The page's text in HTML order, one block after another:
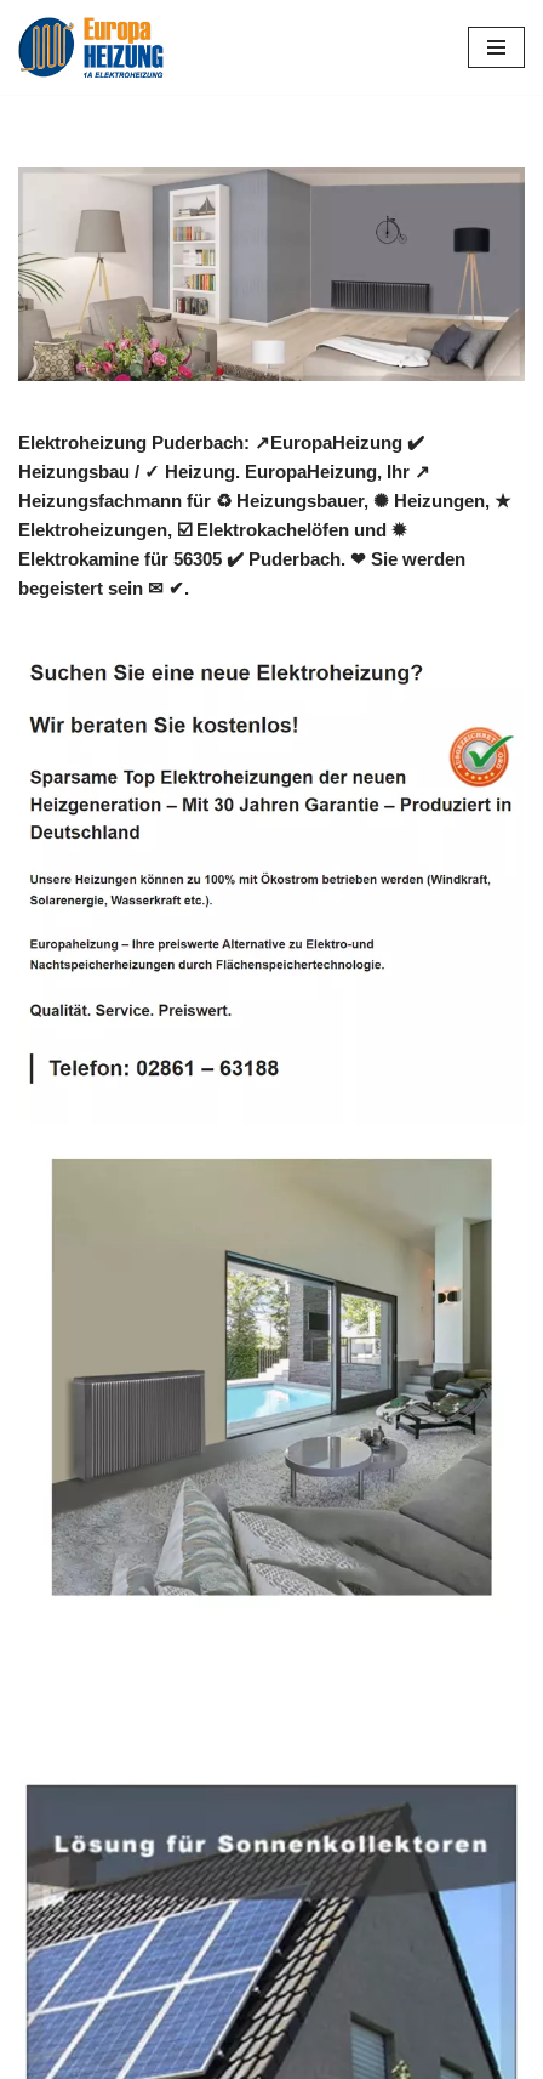
Zum
Elektroheizung Puderbach: ↗️EuropaHeizung ✔️
Heizungsbau / ✓ Heizung. EuropaHeizung, Ihr ↗️
Heizungsfachmann für ♻ Heizungsbauer, ✺ Heizungen, ★
Elektroheizungen, ☑️ Elektrokachelöfen und ✹
Elektrokamine für 56305 ✔️ Puderbach. ❤ Sie werden
begeistert sein ✉ ✔.